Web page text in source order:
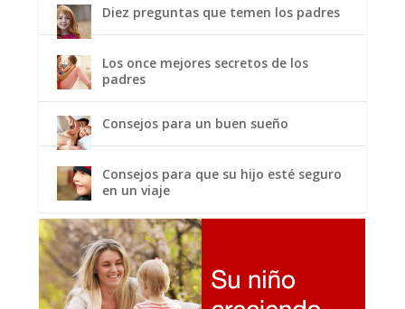
Diez preguntas que temen los padres
Los once mejores secretos de los
padres
Consejos para un buen sueño
Consejos para que su hijo esté seguro
en un viaje